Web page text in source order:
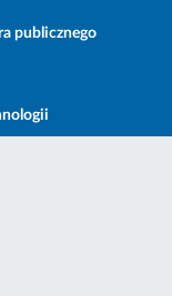
publicznego